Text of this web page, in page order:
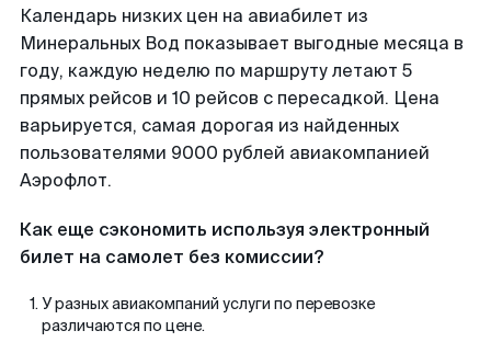
Календарь низких цен на авиабилет из
Минеральных Вод показывает выгодные месяца в
году, каждую неделю по маршруту летают 5
прямых рейсов и 10 рейсов с пересадкой. Цена
варьируется, самая дорогая из найденных
пользователями 9000 рублей авиакомпанией
Аэрофлот.
Как еще сэкономить используя электронный
билет на самолет без комиссии?
У разных авиакомпаний услуги по перевозке
различаются по цене.